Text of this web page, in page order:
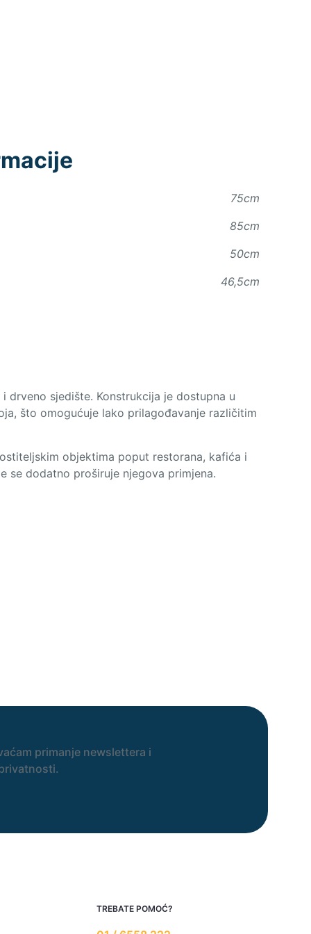
75cm
85cm
50cm
46,5cm
drveno sjedište. Konstrukcija je dostupna u
što omogućuje lako prilagođavanje različitim
objektima poput restorana, kafića i
se dodatno proširuje njegova primjena.
primanje newslettera i
TREBATE POMOĆ?